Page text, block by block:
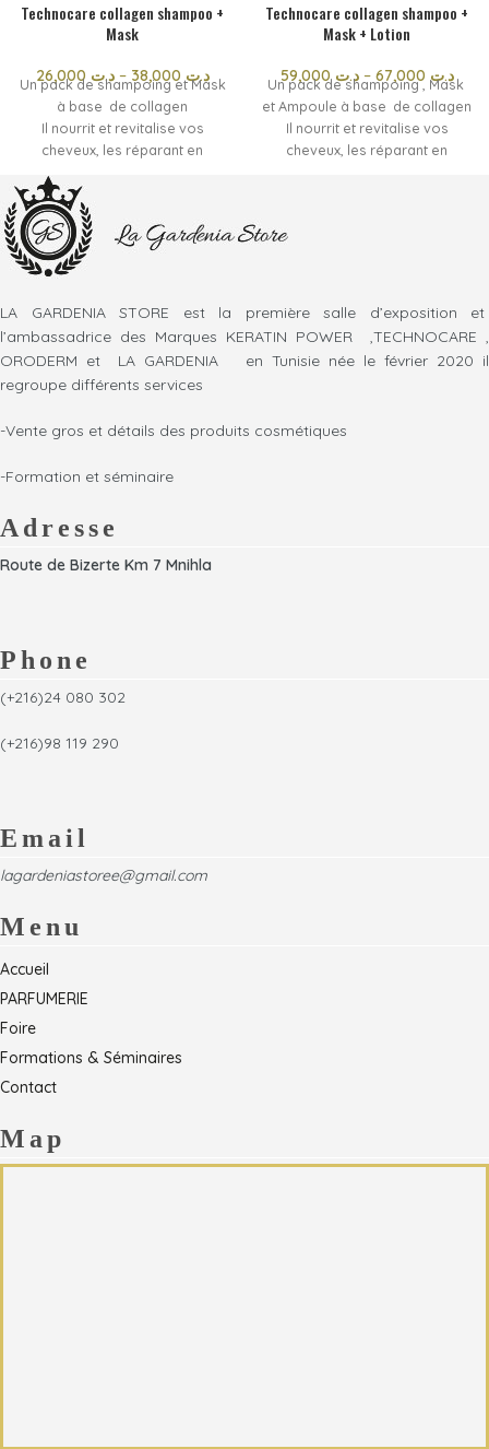
Technocare collagen shampoo +
Mask
د.ت– د.ت38,000
Un pack de shampoing et Mask
à base de collagen
Il nourrit et revitalise vos
cheveux, les réparant en
profondeur pour une brillance
Augmente l'effet soie de vos
cheveux.
Adapté aux cheveux secs et
sensibles , sans sulfate ni
revitalisants, notre Mask nourrit
en profondeur chaque mèche,
laissant vos cheveux doux,
Technocare collagen shampoo +
Mask + Lotion
د.ت 59,000 – د.ت
Un pack de shampoing , Mask
et Ampoule à base de collagen
Il nourrit et revitalise vos
cheveux, les réparant en
parabène.
Enrichi en agents hydratants et
revitalisants, notre Mask nourrit
en profondeur chaque mèche,
LA GARDENIA STORE est la première salle d’exposition et
l’ambassadrice des Marques KERATIN POWER ,TECHNOCARE ,
ORODERM et LA GARDENIA en Tunisie née le février 2020 il
regroupe différents services
-Vente gros et détails des produits cosmétiques
-Formation et séminaire
Adresse
Route de Bizerte Km 7 Mnihla
Phone
(+216)24 080 302
(+216)98 119 290
Email
lagardeniastoree@gmail.com
Menu
Accueil
PARFUMERIE
Foire
Formations & Séminaires
Contact
Map